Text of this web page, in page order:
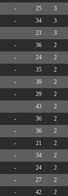
- 25
3
- 34
3
23
3
- 36
2
- 24
2
- 35
2
- 39
2
- 29
2
43
2
- 36
2
- 36
2
- 21
2
- 34
2
- 24
2
- 27
2
- 42
2